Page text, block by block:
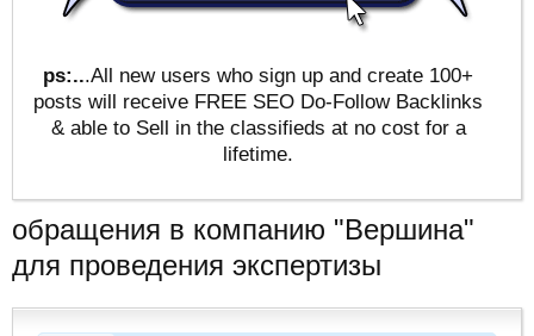
ps:...All new users who sign up and create 100+
posts will receive FREE SEO Do-Follow Backlinks
& able to Sell in the classifieds at no cost for a
lifetime.
обращения в компанию "Вершина"
для проведения экспертизы